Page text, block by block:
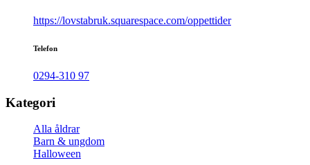
https://lovstabruk.squarespace.com/oppettider
Telefon
0294-310 97
Kategori
Alla åldrar
Barn & ungdom
Halloween